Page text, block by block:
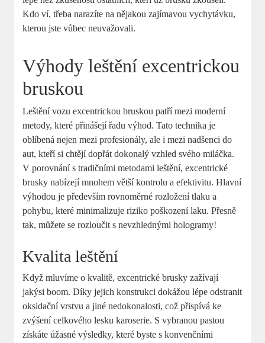
Kdo ví, třeba narazíte na nějakou zajímavou vychytávku,
kterou jste vůbec neuvažovali.
Výhody leštění excentrickou
bruskou
Leštění vozu excentrickou bruskou patří mezi moderní
metody, které přinášejí řadu výhod. Tato technika je
oblíbená nejen mezi profesionály, ale i mezi nadšenci do
aut, kteří si chtějí dopřát dokonalý vzhled svého miláčka.
V porovnání s tradičními metodami leštění, excentrické
brusky nabízejí mnohem větší kontrolu a efektivitu. Hlavní
výhodou je především rovnoměrné rozložení tlaku a
pohybu, které minimalizuje riziko poškození laku. Přesně
tak, můžete se rozloučit s nevzhlednými hologramy!
Kvalita leštění
Když mluvíme o kvalitě, excentrické brusky zažívají
jakýsi boom. Díky jejich konstrukci dokážou lépe odstranit
oksidační vrstvu a jiné nedokonalosti, což přispívá ke
zvýšení celkového lesku karoserie. S vybranou pastou
získáte úžasné výsledky, které byste s konvenčními